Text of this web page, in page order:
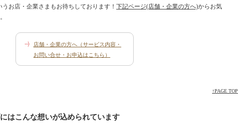
お店・企業さまもお待ちしております！ 下記ページ(店舗・企業の方へ)からお気
店舗・企業の方へ（サービス内容・
お問い合せ・お申込はこちら）
↑PAGE TOP
はこんな想いが込められています